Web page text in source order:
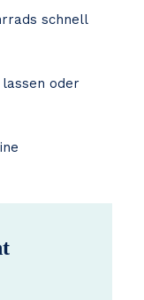
schnell
oder